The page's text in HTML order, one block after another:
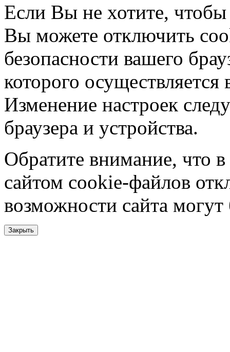
Если Вы не хотите,
Вы можете отключить
безопасности вашего
которого
Изменение настроек
браузера и устройства.
Обратите внимание, что в
сайтом cookie-файлов
возможности сайта
Закрыть